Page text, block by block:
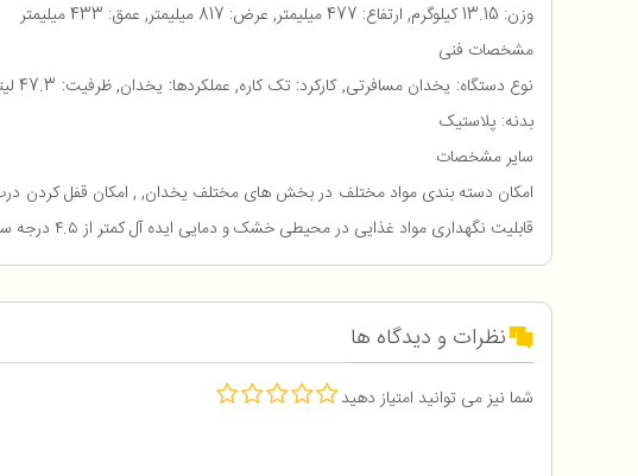
وزن: 13.15 کیلوگرم, ارتفاع: 477 میلیمتر, عرض: 817 میلیمتر, عمق: 433 میلیمتر
مشخصات فنی
بدنه: پلاستیک
سایر مشخصات
قابلیت نگهداری مواد غذایی در محیطی خشک و دمایی ایده آل کمتر از ۴.۵ درجه سانتیگراد, , برخورداری از محفظه خروجی آب
نظرات و دیدگاه ها
شما نیز می توانید امتیاز دهید